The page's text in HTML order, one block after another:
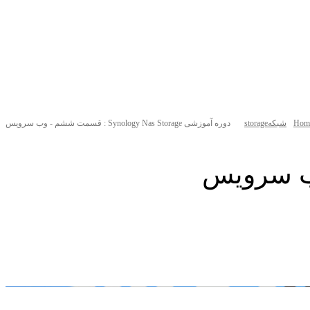
شبکهstorage دوره آموزشی Synology Nas Storage : قسمت ششم - وب سرویس